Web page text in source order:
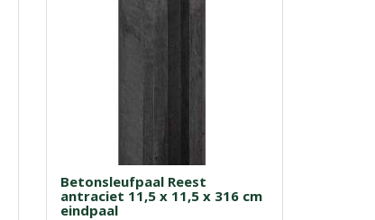
Betonsleufpaal Reest
antraciet 11,5 x 11,5 x 316 cm
eindpaal